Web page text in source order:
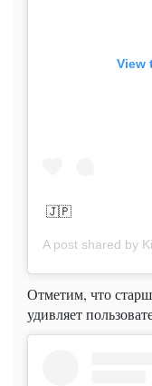
View
🇯🇵
A post shared by
Отметим, что
удивляет